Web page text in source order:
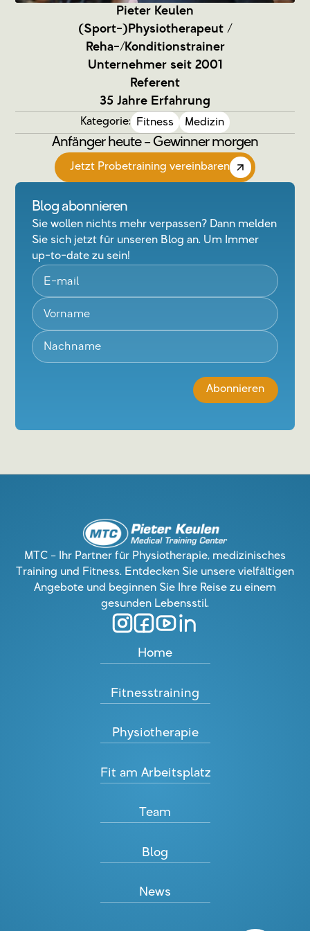
Pieter Keulen
(Sport-)Physiotherapeut /
Reha-/Konditionstrainer
Unternehmer seit 2001
Referent
35 Jahre Erfahrung
Kategorie: Fitness Medizin
Anfänger heute – Gewinner morgen
Jetzt Probetraining vereinbaren
Blog abonnieren
Sie wollen nichts mehr verpassen? Dann melden
Sie sich jetzt für unseren Blog an. Um Immer
up-to-date zu sein!
MTC – Ihr Partner für Physiotherapie, medizinisches
Training und Fitness. Entdecken Sie unsere vielfältigen
Angebote und beginnen Sie Ihre Reise zu einem
gesunden Lebensstil.
Home
Fitnesstraining
Physiotherapie
Fit am Arbeitsplatz
Team
Blog
News